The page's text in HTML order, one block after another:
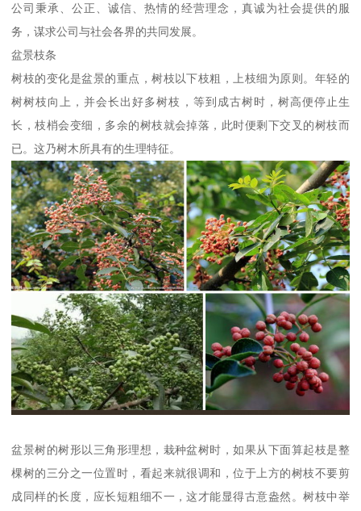
公司秉承、公正、诚信、热情的经营理念，真诚为社会提供的服
务，谋求公司与社会各界的共同发展。
盆景枝条
树枝的变化是盆景的重点，树枝以下枝粗，上枝细为原则。年轻的
树树枝向上，并会长出好多树枝，等到成古树时，树高便停止生
长，枝梢会变细，多余的树枝就会掉落，此时便剩下交叉的树枝而
已。这乃树木所具有的生理特征。
盆景树的树形以三角形理想，栽种盆树时，如果从下面算起枝是整
棵树的三分之一位置时，看起来就很调和，位于上方的树枝不要剪
成同样的长度，应长短粗细不一，这才能显得古意盎然。树枝中举